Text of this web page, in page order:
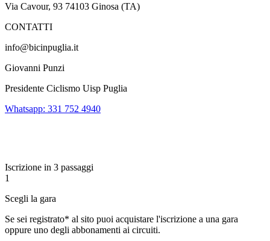
Via Cavour, 93 74103 Ginosa (TA)
CONTATTI
info@bicinpuglia.it
Giovanni Punzi
Presidente Ciclismo Uisp Puglia
Whatsapp: 331 752 4940
Iscrizione in 3 passaggi
1
Scegli la gara
Se sei registrato* al sito puoi acquistare l'iscrizione a una gara
oppure uno degli abbonamenti ai circuiti.